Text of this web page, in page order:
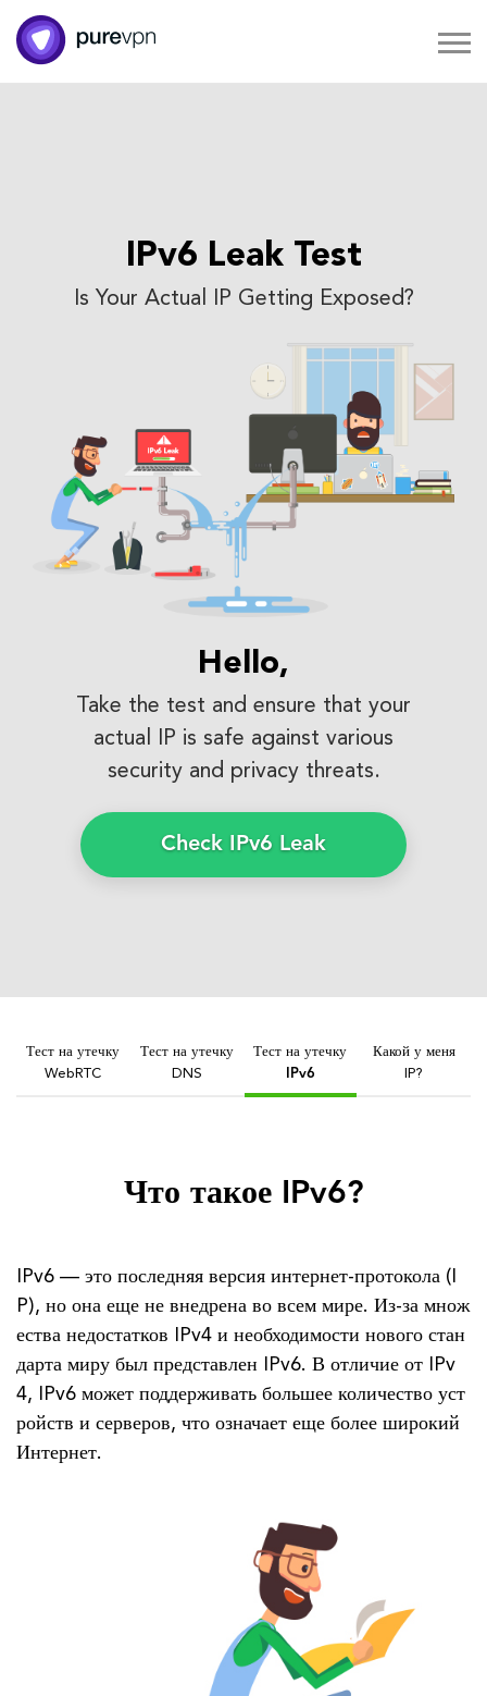
IPv6 Leak Test
Is Your Actual IP Getting Exposed?
Hello,
Take the test and ensure that your
actual IP is safe against various
security and privacy threats.
Check IPv6 Leak
Тест на утечку
WebRTC
Тест на утечку
DNS
Тест на утечку
IPv6
Какой у меня
IP?
Что такое IPv6?
IPv6 — это последняя версия интернет-протокола (I
P), но она еще не внедрена во всем мире. Из-за множ
ества недостатков IPv4 и необходимости нового стан
дарта миру был представлен IPv6. В отличие от IPv
4, IPv6 может поддерживать большее количество уст
ройств и серверов, что означает еще более широкий
Интернет.